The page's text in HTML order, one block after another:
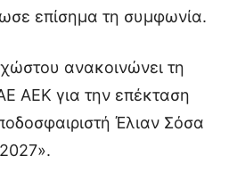
επίσημα τη συμφωνία.
ανακοινώνει τη
ΑΕΚ για την επέκταση
Έλιαν Σόσα